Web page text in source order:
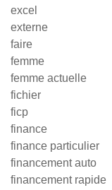
excel
externe
faire
femme
femme actuelle
fichier
ficp
finance
finance particulier
financement auto
financement rapide